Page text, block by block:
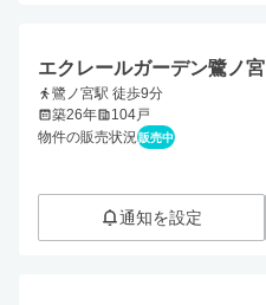
エクレールガーデン鷺ノ宮
鷺ノ宮駅 徒歩9分
築26年
104戸
物件の販売状況販売中
通知を設定